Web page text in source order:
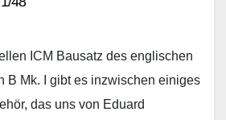
ICM Bausatz des englischen
B Mk. I gibt es inzwischen einiges
das uns von Eduard